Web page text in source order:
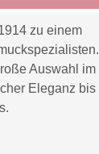
zu einem
Auswahl im
Eleganz bis